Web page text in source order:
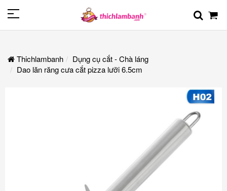
Thichlambanh
Dụng cụ cắt - Chà láng
Dao lăn răng cưa cắt pizza lưỡi 6.5cm